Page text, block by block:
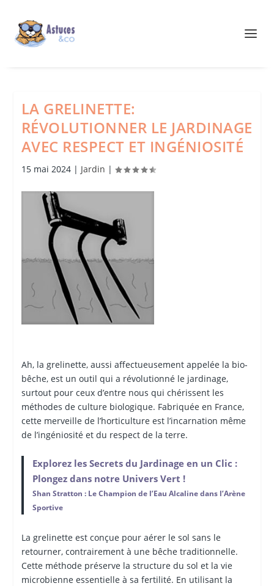
LA GRELINETTE:
RÉVOLUTIONNER LE JARDINAGE
AVEC RESPECT ET INGÉNIOSITÉ
15 mai 2024| Jardin |
Ah, la grelinette, aussi affectueusement appelée la bio-
bêche, est un outil qui a révolutionné le jardinage,
surtout pour ceux d’entre nous qui chérissent les
méthodes de culture biologique. Fabriquée en France,
cette merveille de l’horticulture est l’incarnation même
de l’ingéniosité et du respect de la terre.
Explorez les Secrets du Jardinage en un Clic :
Plongez dans notre Univers Vert !
Shan Stratton : Le Champion de l’Eau Alcaline dans l’Arène
Sportive
La grelinette est conçue pour aérer le sol sans le
retourner, contrairement à une bêche traditionnelle.
Cette méthode préserve la structure du sol et la vie
microbienne essentielle à sa fertilité. En utilisant la